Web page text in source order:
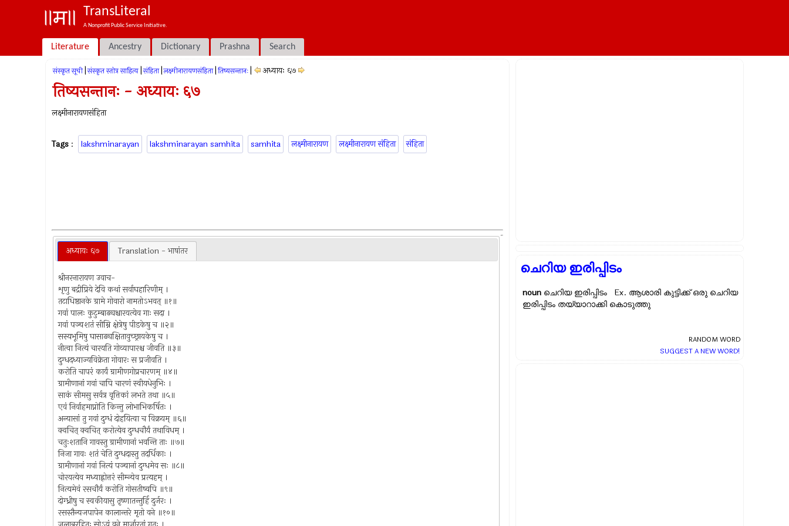
TransLiteral
A Nonprofit Public Service Initiative.
Literature Ancestry Dictionary Prashna Search
संस्कृत सूची संस्कृत स्तोत्र साहित्य संहिता लक्ष्मीनारायणसंहिता तिष्यसन्तानः अध्यायः ६७
तिष्यसन्तानः - अध्यायः ६७
लक्ष्मीनारायणसंहिता
Tags : lakshminarayan lakshminarayan samhita samhita लक्ष्मीनारायण लक्ष्मीनारायण संहिता संहिता
अध्यायः ६७ Translation - भाषांतर
श्रीनरनारायण उवाच-
शृणु बद्रीप्रिये देवि कथां सर्वाघहारिणीम् ।
तटाधिष्ठानके ग्रामे गोवारो नामतोऽभवत् ॥१॥
गवां पालः कुटुम्बाढ्यश्चारयत्येव गाः सदा ।
गवां पञ्चशतं सीम्नि क्षेत्रेषु पीडकेषु च ॥२॥
सस्यभूमिषु घासाढ्यक्षितावुच्छ्रायकेषु च ।
नीत्वा नित्यं चारयति गोव्यापारश्च जीवति ॥३॥
दुग्धदध्याज्यविक्रेता गोवारः स प्रजीवति ।
करोति चापरं कार्यं ग्रामीणगोप्रचारणम् ॥४॥
ग्रामीणानां गवां चापि चारणं स्वीयधेनुभिः ।
साकं सीमसु सर्वत्र वृत्तिकां लभते तथा ॥५॥
एवं निर्वाहमाप्नोति किन्तु लोभाभिकर्षितः ।
अन्यासां तु गवां दुग्धं दोहयित्वा च विक्रयम् ॥६॥
क्वचित् क्वचित् करोत्येव दुग्धचौर्यं तथाविधम् ।
चतुःशतानि गावस्तु ग्रामीणानां भवन्ति ताः ॥७॥
निजा गावः शतं चेति दुग्धदास्तु तदर्धिकाः ।
ग्रामीणानां गवां नित्यं पञ्चानां दुग्धमेव सः ॥८॥
चोरयत्येव मध्याह्नोत्तरं सीम्न्येव प्रत्यहम् ।
नित्यमेवं रसचौर्यं करोति गोसतीष्वपि ॥९॥
दोग्ध्रीषु च स्वकीयासु तृष्णातन्तुर्हि दुर्जरः ।
रसस्तैन्यजपापेन कालान्तरे मृतो वने ॥१०॥
ചെറിയ ഇരിപ്പിടം
noun ചെറിയ ഇരിപ്പിടം Ex. ആശാരി കുട്ടിക്ക് ഒരു ചെറിയ
ഇരിപ്പിടം തയ്യാറാക്കി കൊടുത്തു
RANDOM WORD
SUGGEST A NEW WORD!